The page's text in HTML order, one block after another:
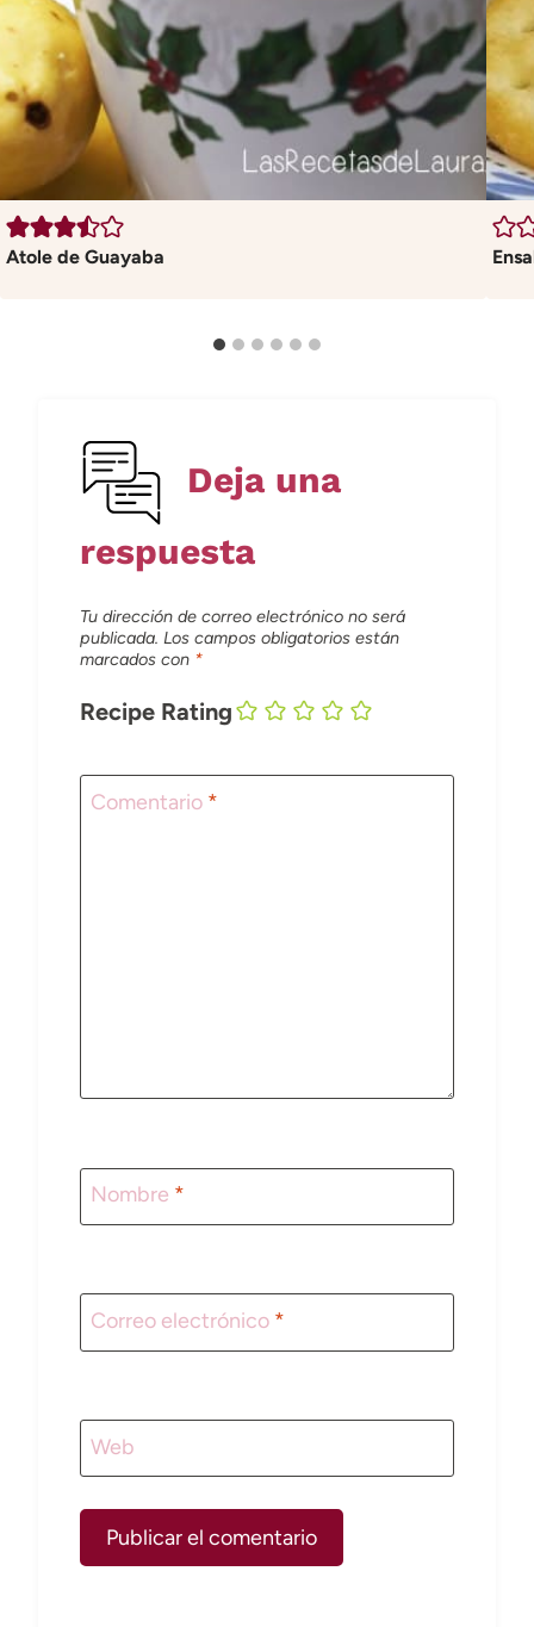
Atole de Guayaba
Deja una
respuesta
Tu dirección de correo electrónico no será
publicada. Los campos obligatorios están
marcados con *
Recipe Rating
Comentario *
Nombre *
Correo electrónico *
Web